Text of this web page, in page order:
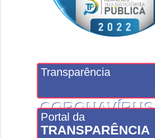
Transparência
CORONAVÍRUS
Portal da
TRANSPARÊNCIA